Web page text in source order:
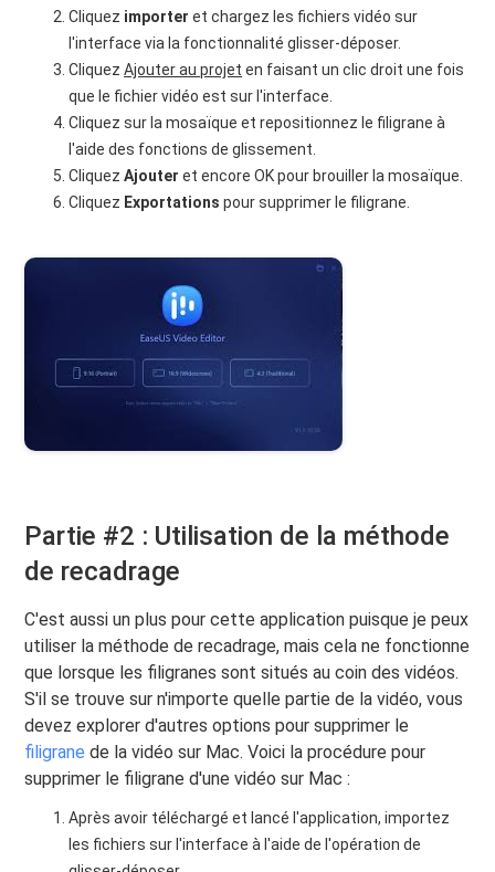
Cliquez importer et chargez les fichiers vidéo sur
l'interface via la fonctionnalité glisser-déposer.
CliquezAjouter au projet en faisant un clic droit une fois
que le fichier vidéo est sur l'interface.
Cliquez sur la mosaïque et repositionnez le filigrane à
l'aide des fonctions de glissement.
CliquezAjouter et encore OK pour brouiller la mosaïque.
Cliquez Exportations pour supprimer le filigrane.
Partie #2 : Utilisation de la méthode
de recadrage
C'est aussi un plus pour cette application puisque je peux
utiliser la méthode de recadrage, mais cela ne fonctionne
que lorsque les filigranes sont situés au coin des vidéos.
S'il se trouve sur n'importe quelle partie de la vidéo, vous
devez explorer d'autres options pour supprimer le
filigrane de la vidéo sur Mac. Voici la procédure pour
supprimer le filigrane d'une vidéo sur Mac :
Après avoir téléchargé et lancé l'application, importez
les fichiers sur l'interface à l'aide de l'opération de